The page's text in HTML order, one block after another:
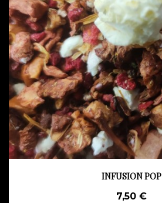
INFUSION POP
7,50 €